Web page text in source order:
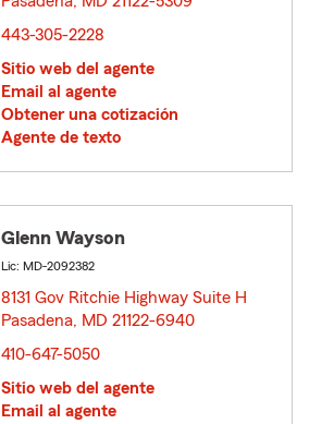
443-305-2228
Sitio web del agente
Email al agente
Obtener una cotización
Agente de texto
Glenn Wayson
Lic: MD-2092382
8131 Gov Ritchie Highway Suite H
Pasadena, MD 21122-6940
410-647-5050
Sitio web del agente
Email al agente